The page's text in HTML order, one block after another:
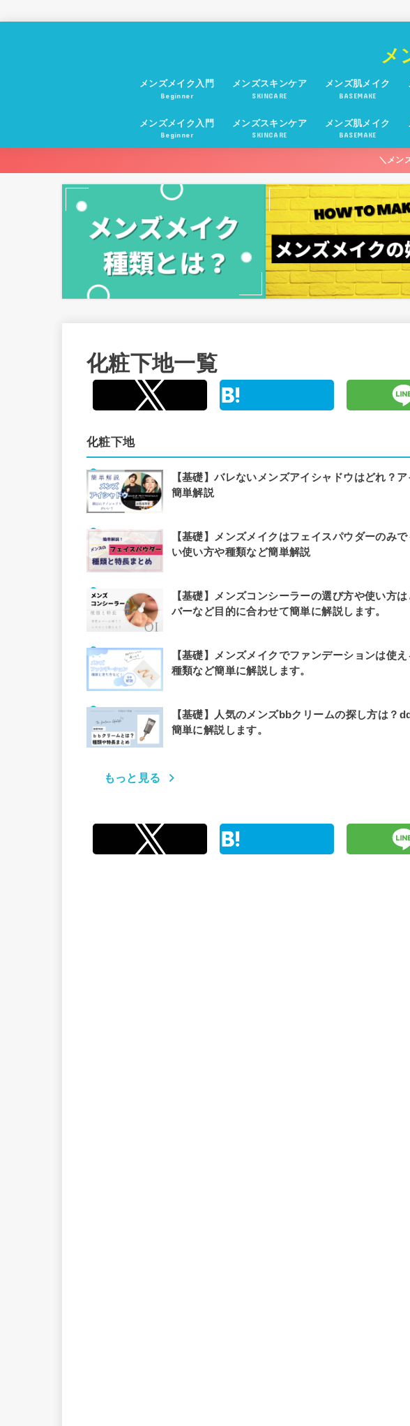
メ
メンズメイク入門
Beginner
メンズスキンケア
SKINCARE
メンズ肌メイク
BASEMAKE
メンズメイク入門
Beginner
メンズスキンケア
SKINCARE
メンズ肌メイク
BASEMAKE
＼メン
化粧下地一覧
化粧下地
【基礎】バレないメンズアイシャドウはどれ？
簡単解説
【基礎】メンズメイクはフェイスパウダーのみ
い使い方や種類など簡単解説
【基礎】メンズコンシーラーの選び方や使い方
バーなど目的に合わせて簡単に解説します。
【基礎】メンズメイクでファンデーションは使
種類など簡単に解説します。
【基礎】人気のメンズbbクリームの探し方は？
簡単に解説します。
もっと見る